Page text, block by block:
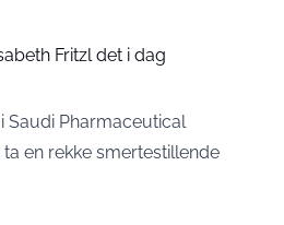
Fritzl det i dag
Saudi Pharmaceutical
en rekke smertestillende